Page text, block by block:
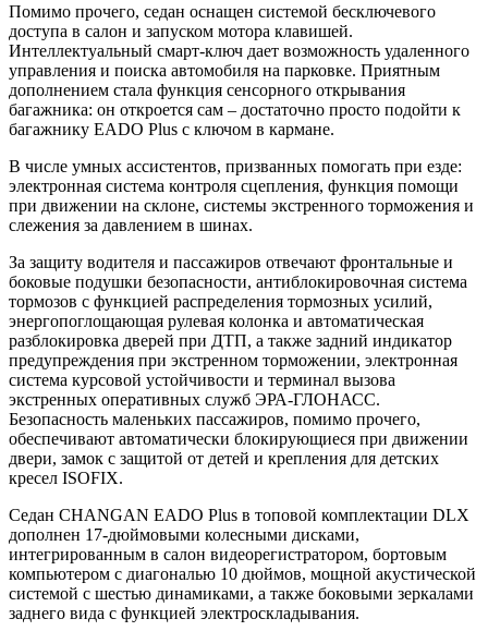
Помимо прочего, седан оснащен системой бесключевого
доступа в салон и запуском мотора клавишей.
Интеллектуальный смарт-ключ дает возможность удаленного
управления и поиска автомобиля на парковке. Приятным
дополнением стала функция сенсорного открывания
багажника: он откроется сам – достаточно просто подойти к
багажнику EADO Plus с ключом в кармане.
В числе умных ассистентов, призванных помогать при езде:
электронная система контроля сцепления, функция помощи
при движении на склоне, системы экстренного торможения и
слежения за давлением в шинах.
За защиту водителя и пассажиров отвечают фронтальные и
боковые подушки безопасности, антиблокировочная система
тормозов с функцией распределения тормозных усилий,
энергопоглощающая рулевая колонка и автоматическая
разблокировка дверей при ДТП, а также задний индикатор
предупреждения при экстренном торможении, электронная
система курсовой устойчивости и терминал вызова
экстренных оперативных служб ЭРА-ГЛОНАСС.
Безопасность маленьких пассажиров, помимо прочего,
обеспечивают автоматически блокирующиеся при движении
двери, замок с защитой от детей и крепления для детских
кресел ISOFIX.
Седан CHANGAN EADO Plus в топовой комплектации DLX
дополнен 17-дюймовыми колесными дисками,
интегрированным в салон видеорегистратором, бортовым
компьютером с диагональю 10 дюймов, мощной акустической
системой с шестью динамиками, а также боковыми зеркалами
заднего вида с функцией электроскладывания.